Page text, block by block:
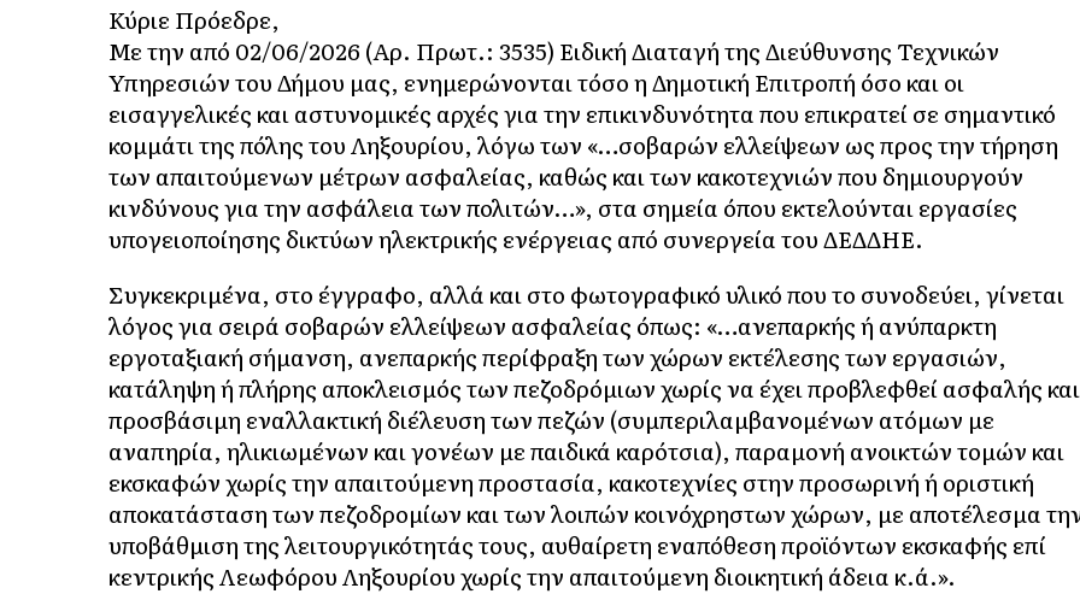
Κύριε Πρόεδρε,
Με την από 02/06/2026 (Αρ. Πρωτ.: 3535) Ειδική Διαταγή της Διεύθυνσης Τεχνικών
Υπηρεσιών του Δήμου μας, ενημερώνονται τόσο η Δημοτική Επιτροπή όσο και οι
εισαγγελικές και αστυνομικές αρχές για την επικινδυνότητα που επικρατεί σε σημαντικό
κομμάτι της πόλης του Ληξουρίου, λόγω των «…σοβαρών ελλείψεων ως προς την τήρηση
των απαιτούμενων μέτρων ασφαλείας, καθώς και των κακοτεχνιών που δημιουργούν
κινδύνους για την ασφάλεια των πολιτών…», στα σημεία όπου εκτελούνται εργασίες
υπογειοποίησης δικτύων ηλεκτρικής ενέργειας από συνεργεία του ΔΕΔΔΗΕ.
Συγκεκριμένα, στο έγγραφο, αλλά και στο φωτογραφικό υλικό που το συνοδεύει, γίνεται
λόγος για σειρά σοβαρών ελλείψεων ασφαλείας όπως: «…ανεπαρκής ή ανύπαρκτη
εργοταξιακή σήμανση, ανεπαρκής περίφραξη των χώρων εκτέλεσης των εργασιών,
κατάληψη ή πλήρης αποκλεισμός των πεζοδρόμιων χωρίς να έχει προβλεφθεί ασφαλής και
προσβάσιμη εναλλακτική διέλευση των πεζών (συμπεριλαμβανομένων ατόμων με
αναπηρία, ηλικιωμένων και γονέων με παιδικά καρότσια), παραμονή ανοικτών τομών και
εκσκαφών χωρίς την απαιτούμενη προστασία, κακοτεχνίες στην προσωρινή ή οριστική
αποκατάσταση των πεζοδρομίων και των λοιπών κοινόχρηστων χώρων, με αποτέλεσμα
υποβάθμιση της λειτουργικότητάς τους, αυθαίρετη εναπόθεση προϊόντων εκσκαφής επί
κεντρικής Λεωφόρου Ληξουρίου χωρίς την απαιτούμενη διοικητική άδεια κ.ά.».